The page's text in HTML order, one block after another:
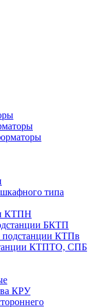
типа
КТПН
БКТП
подстанции КТПв
КТПТО, СПБ
КРУ